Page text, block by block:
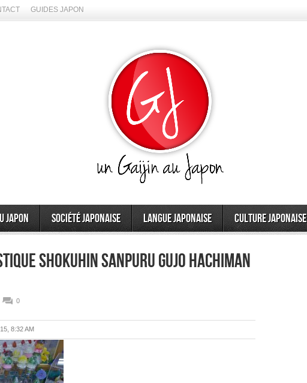
GUIDES JAPON
Japon Société japonaise Langue japonaise Culture japonaise
Shokuhin Sanpuru Gujo Hachiman
0
8:32 AM